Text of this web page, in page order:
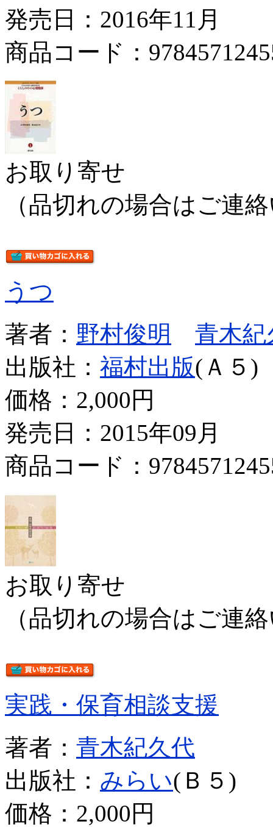
発売日：2016年11月
商品コード：
お取り寄せ
（品切れの場合はご連
うつ
著者： 野村俊明
青木紀
出版社： 福村出版(Ａ５)
価格： 2,000円
発売日：2015年09月
商品コード：
お取り寄せ
（品切れの場合はご連
実践・保育相談支援
著者： 青木紀久代
出版社： みらい(Ｂ５)
価格： 2,000円